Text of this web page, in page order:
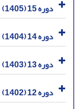
دوره 15 (1405)
دوره 14 (1404)
دوره 13 (1403)
دوره 12 (1402)